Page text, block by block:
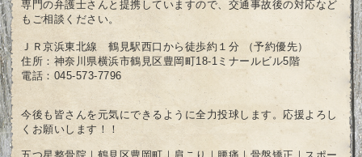
専門の弁護士さんと提携していますので、交通事故後の対応など
もご相談ください。
ＪＲ京浜東北線 鶴見駅西口から徒歩約１分 （予約優先）
住所：神奈川県横浜市鶴見区豊岡町18-1ミナールビル5階
電話：045-573-7796
今後も皆さんを元気にできるように全力投球します。応援よろし
くお願いします！！